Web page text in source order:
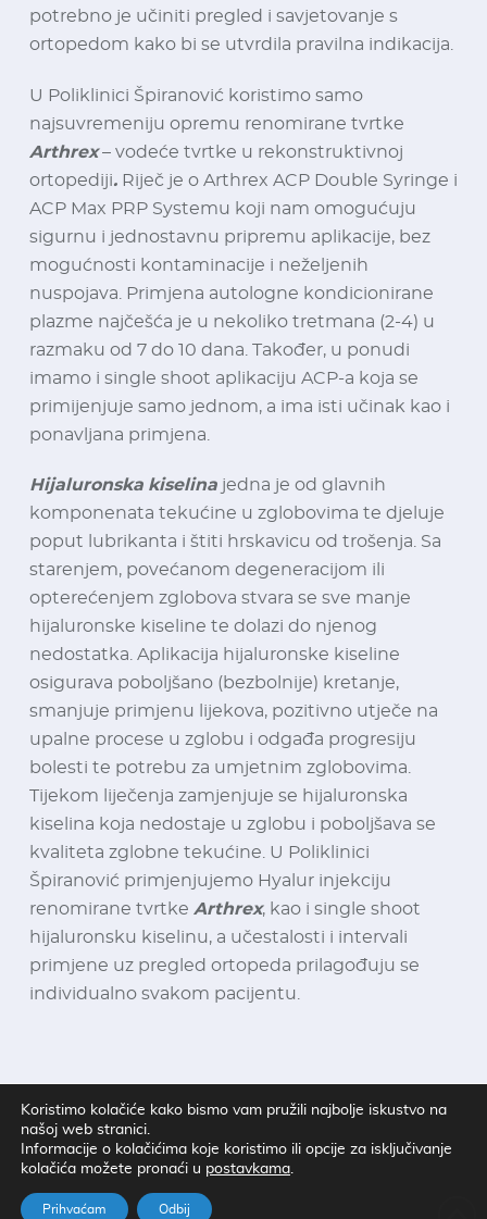
potrebno je učiniti pregled i savjetovanje s
ortopedom kako bi se utvrdila pravilna indikacija.
U Poliklinici Špiranović koristimo samo
najsuvremeniju opremu renomirane tvrtke
Arthrex– vodeće tvrtke u rekonstruktivnoj
ortopediji. Riječ je o Arthrex ACP Double Syringe i
ACP Max PRP Systemu koji nam omogućuju
sigurnu i jednostavnu pripremu aplikacije, bez
mogućnosti kontaminacije i neželjenih
nuspojava. Primjena autologne kondicionirane
plazme najčešća je u nekoliko tretmana (2-4) u
razmaku od 7 do 10 dana. Također, u ponudi
imamo i single shoot aplikaciju ACP-a koja se
primijenjuje samo jednom, a ima isti učinak kao i
ponavljana primjena.
Hijaluronska kiselinajedna je od glavnih
komponenata tekućine u zglobovima te djeluje
poput lubrikanta i štiti hrskavicu od trošenja. Sa
starenjem, povećanom degeneracijom ili
opterećenjem zglobova stvara se sve manje
hijaluronske kiseline te dolazi do njenog
nedostatka. Aplikacija hijaluronske kiseline
osigurava poboljšano (bezbolnije) kretanje,
smanjuje primjenu lijekova, pozitivno utječe na
upalne procese u zglobu i odgađa progresiju
bolesti te potrebu za umjetnim zglobovima.
Tijekom liječenja zamjenjuje se hijaluronska
kiselina koja nedostaje u zglobu i poboljšava se
kvaliteta zglobne tekućine. U Poliklinici
Špiranović primjenjujemo Hyalur injekciju
renomirane tvrtke Arthrex, kao i single shoot
hijaluronsku kiselinu, a učestalosti i intervali
primjene uz pregled ortopeda prilagođuju se
individualno svakom pacijentu.
Javite nam se!
Koristimo kolačiće kako bismo vam pružili najbolje iskustvo na
našoj web stranici.
Informacije o kolačićima koje koristimo ili opcije za isključivanje
kolačića možete pronaći u postavkama
Prihvaćam Odbij